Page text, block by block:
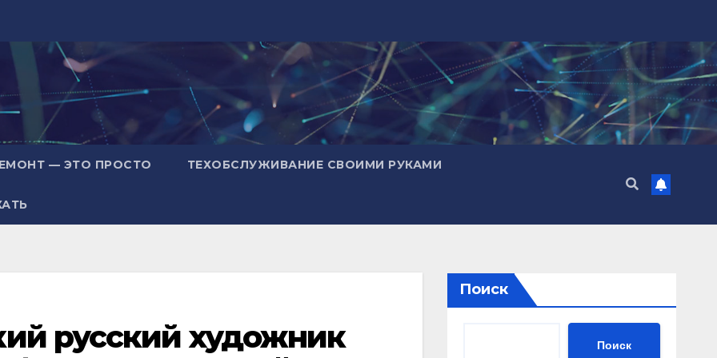
— ЭТО ПРОСТО ТЕХОБСЛУЖИВАНИЕ СВОИМИ РУКАМИ
русский художник
Поиск
Поиск